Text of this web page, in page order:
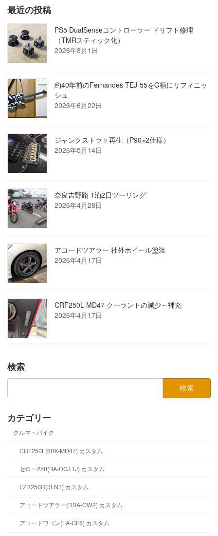
最近の投稿
PS5 DualSenseコントローラー ドリフト修理
（TMRスティック化）
2026年8月1日
約40年前のFernandes TEJ-55をG柄にリフィニッ
シュ
2026年6月22日
ジャンクストラト再生（P90×2仕様）
2026年5月14日
奈良吉野路 1泊2日ツーリング
2026年4月28日
アコードツアラー 社外ホイール塗装
2026年4月17日
CRF250L MD47 クーラントの減少～補充
2026年4月17日
検索
カテゴリー
クルマ・バイク
CRF250L(8BK-MD47) カスタム
セロー250(BA-DG11J) カスタム
FZR250R(3LN1) カスタム
アコードツアラー(DBA-CW2) カスタム
アコードワゴン(LA-CF6) カスタム